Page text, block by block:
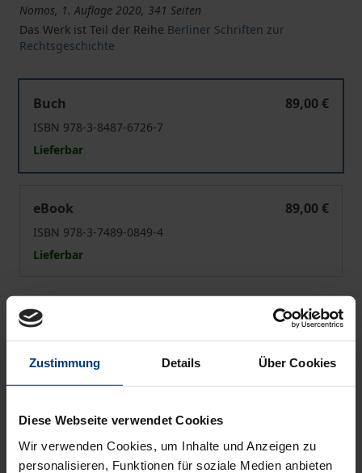
Zustimmung Details Über Cookies
Diese Webseite verwendet Cookies
Wir verwenden Cookies, um Inhalte und Anzeigen zu
personalisieren, Funktionen für soziale Medien anbieten
Nomos, 1. Auflage 2020, 341 Seiten
Das Werk ist Teil der Reihe Berliner Schriften zur
Rechtsgeschichte
Buch
89,00 €
ISBN 978-3-8487-6726-7
Lieferbar
eBook
89,00 €
ISBN 978-3-7489-0849-4
Lieferbar
Preisangaben inkl. MwSt. Abhängig von der Lieferadresse
kann die MwSt. an der Kasse variieren.
In den Warenkorb
Hinweise zu Versandkosten